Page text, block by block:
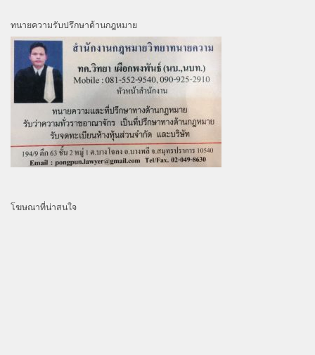
ทนายความรับปรึกษาด้านกฎหมาย
โฆษณาที่น่าสนใจ